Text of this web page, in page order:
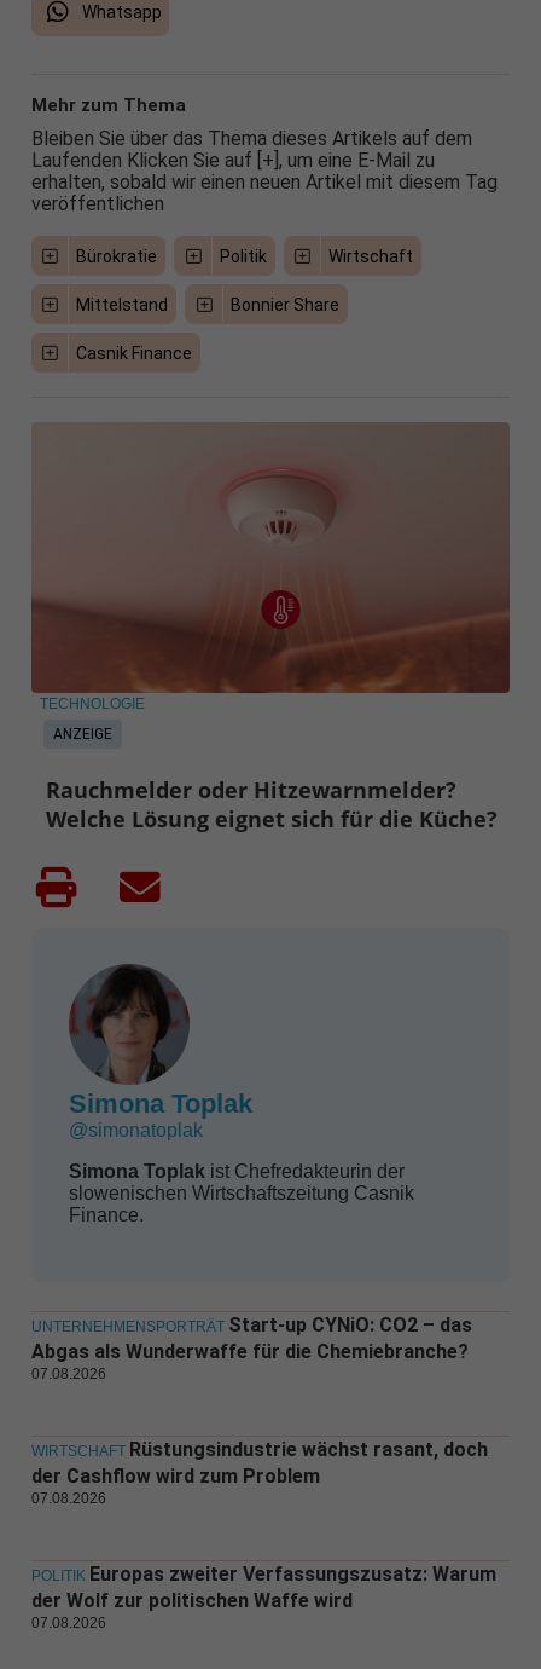
Whatsapp
Mehr zum Thema
Bleiben Sie über das Thema dieses Artikels auf dem
Laufenden Klicken Sie auf [+], um eine E-Mail zu
erhalten, sobald wir einen neuen Artikel mit diesem Tag
veröffentlichen
Bürokratie Politik Wirtschaft
Mittelstand Bonnier Share
Casnik Finance
ANZEIGE
TECHNOLOGIE
Rauchmelder oder Hitzewarnmelder?
Welche Lösung eignet sich für die Küche?
Simona Toplak
@simonatoplak
Simona Toplak ist Chefredakteurin der
slowenischen Wirtschaftszeitung Casnik
Finance.
UNTERNEHMENSPORTRÄT Start-up CYNiO: CO2 – das
Abgas als Wunderwaffe für die Chemiebranche?
07.08.2026
WIRTSCHAFT Rüstungsindustrie wächst rasant, doch
der Cashflow wird zum Problem
07.08.2026
POLITIK Europas zweiter Verfassungszusatz: Warum
der Wolf zur politischen Waffe wird
07.08.2026